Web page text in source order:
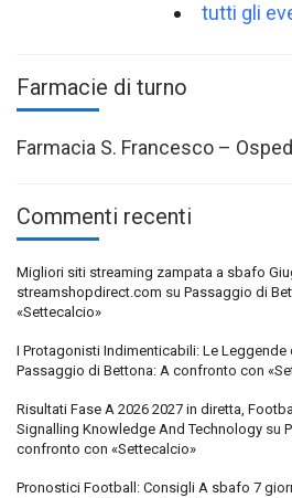
tutti gli
Farmacie di turno
Farmacia S. Francesco –
Commenti recenti
Migliori siti streaming zampata a sbafo
streamshopdirect.com su Passaggio di
«Settecalcio»
I Protagonisti Indimenticabili: Le Leggende
Passaggio di Bettona: A confronto con
Risultati Fase A 2026 2027 in diretta,
Signalling Knowledge And Technology su
confronto con «Settecalcio»
Pronostici Football: Consigli A sbafo 7